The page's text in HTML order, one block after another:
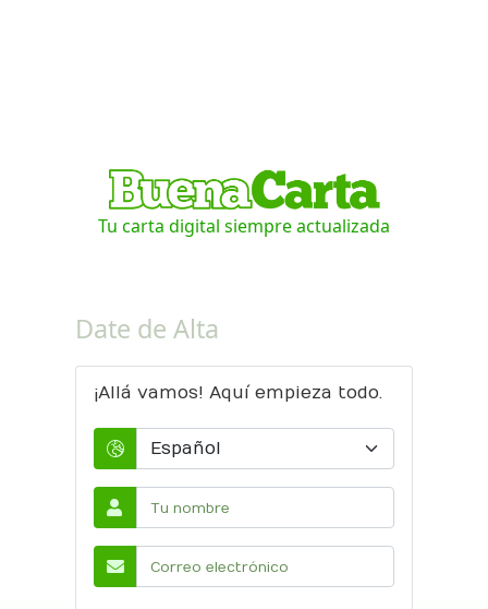
Tu carta digital siempre actualizada
Date de Alta
¡Allá vamos! Aquí empieza todo.